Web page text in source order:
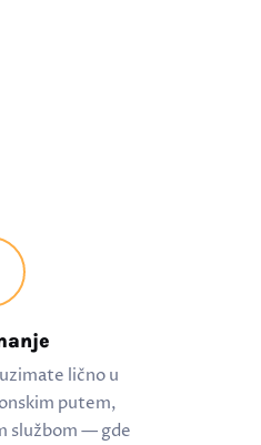
lično u
putem,
službom — gde